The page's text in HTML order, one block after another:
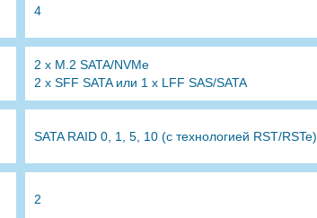
4
2 x M.2 SATA/NVMe
2 x SFF SATA или 1 x LFF SAS/SATA
SATA RAID 0, 1, 5, 10 (с технологией RST/RSTe)
2